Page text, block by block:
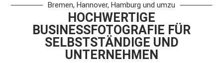
Bremen, Hannover, Hamburg und umzu
HOCHWERTIGE
BUSINESSFOTOGRAFIE FÜR
SELBSTSTÄNDIGE UND
UNTERNEHMEN